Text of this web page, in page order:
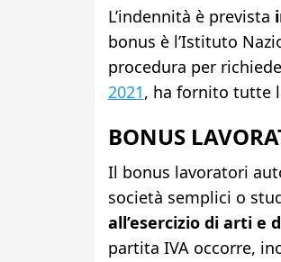
L’indennità è prevista
bonus è l’Istituto
procedura per
2021, ha fornito tutte
BONUS
Il bonus lavoratori
società semplici o
all’esercizio di arti e
partita IVA occorre,